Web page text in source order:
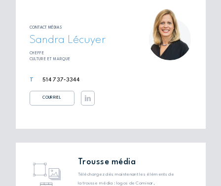
CONTACT MÉDIAS
Sandra Lécuyer
CHEFFE
CULTURE ET MARQUE
514 737‑3344
COURRIEL
Trousse média
Téléchargez dès maintenant les éléments de
la trousse média : logos de Cominar,